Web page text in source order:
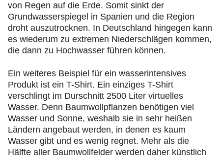
von Regen auf die Erde. Somit sinkt der
Grundwasserspiegel in Spanien und die Region
droht auszutrocknen. In Deutschland hingegen kann
es wiederum zu extremen Niederschlägen kommen,
die dann zu Hochwasser führen können.
Ein weiteres Beispiel für ein wasserintensives
Produkt ist ein T-Shirt. Ein einziges T-Shirt
verschlingt im Durschnitt 2500 Liter virtuelles
Wasser. Denn Baumwollpflanzen benötigen viel
Wasser und Sonne, weshalb sie in sehr heißen
Ländern angebaut werden, in denen es kaum
Wasser gibt und es wenig regnet. Mehr als die
Hälfte aller Baumwollfelder werden daher künstlich